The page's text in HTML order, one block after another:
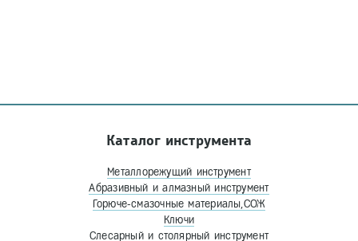
Каталог инструмента
Металлорежущий инструмент
Абразивный и алмазный инструмент
Горюче-смазочные материалы,СОЖ
Ключи
Слесарный и столярный инструмент